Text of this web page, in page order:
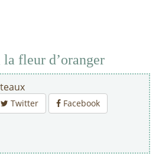
fleur d’oranger
Twitter
Facebook